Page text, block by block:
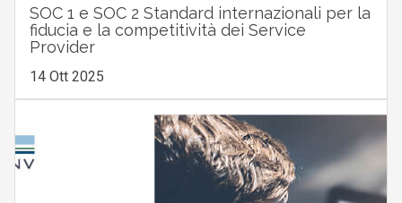
SOC 1 e SOC 2 Standard internazionali per la
fiducia e la competitività dei Service
Provider
14 Ott 2025